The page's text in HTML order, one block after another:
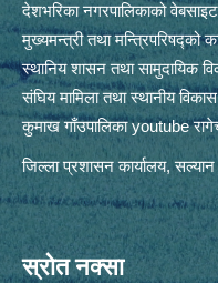
देशभरिका नगरपालिकाको वेबसाइट
मुख्यमन्त्री तथा मन्त्रिपरिषद्को
स्थानिय शासन तथा सामुदायिक
संघिय मामिला तथा स्थानीय
कुमाख गाँउपालिका youtube
जिल्ला प्रशासन कार्यालय, सल्यान
स्रोत नक्सा